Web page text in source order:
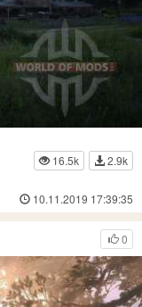
16.5k
2.9k
10.11.2019 17:39:35
0